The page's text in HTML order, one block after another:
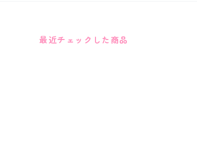
最近チェックした商品